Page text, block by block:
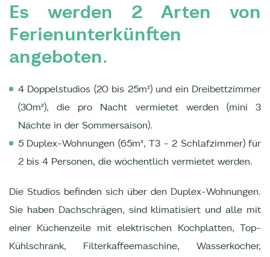
Es werden 2 Arten von
Ferienunterkünften
angeboten.
4 Doppelstudios (20 bis 25m²) und ein Dreibettzimmer
(30m²), die pro Nacht vermietet werden (mini 3
Nächte in der Sommersaison).
5 Duplex-Wohnungen (65m², T3 - 2 Schlafzimmer) für
2 bis 4 Personen, die wöchentlich vermietet werden.
Die Studios befinden sich über den Duplex-Wohnungen.
Sie haben Dachschrägen, sind klimatisiert und alle mit
einer Küchenzeile mit elektrischen Kochplatten, Top-
Kühlschrank, Filterkaffeemaschine, Wasserkocher,